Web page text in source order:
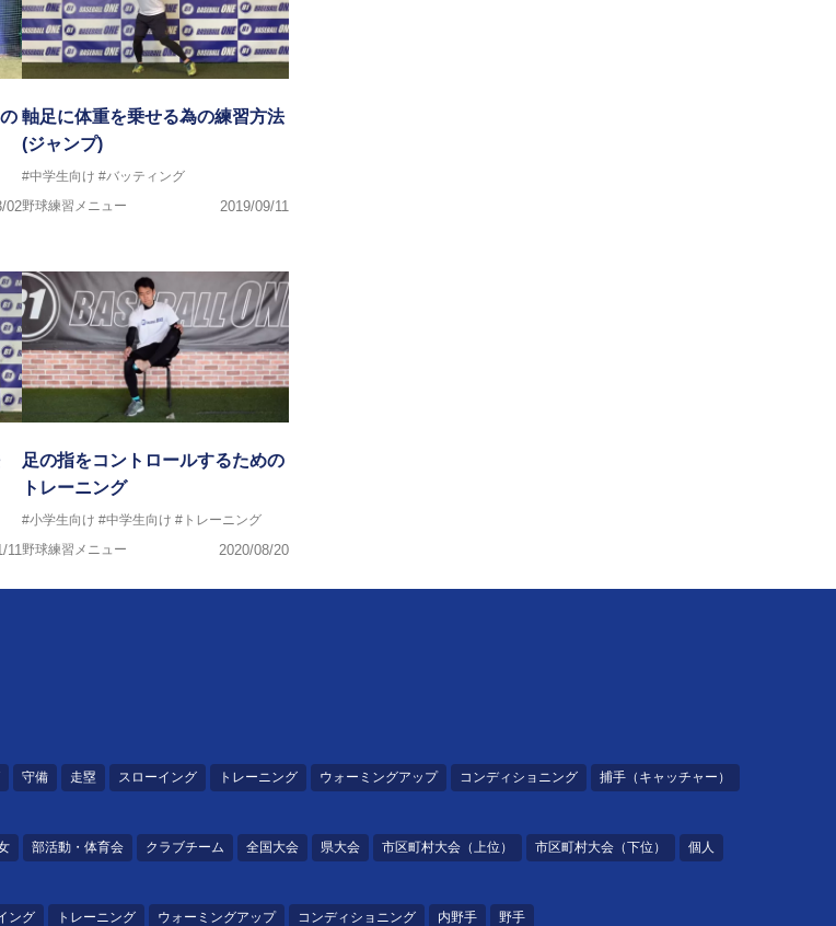
02
軸足に体重を乗せる為の練習方法
(ジャンプ)
#中学生向け #バッティング
野球練習メニュー
2019/09/11
11
足の指をコントロールするための
トレーニング
#小学生向け #中学生向け #トレーニング
野球練習メニュー
2020/08/20
守備 走塁 スローイング トレーニング ウォーミングアップ コンディショニング 捕手（キャッチャー）
部活動・体育会 クラブチーム 全国大会 県大会 市区町村大会（上位） 市区町村大会（下位） 個人
ング トレーニング ウォーミングアップ コンディショニング 内野手 野手